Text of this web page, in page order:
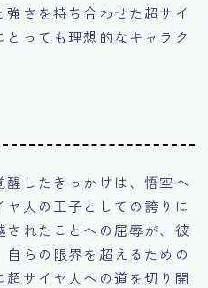
強さを持ち合わせた超サイ
っても理想的なキャラク
したきっかけは、悟空へ
人の王子としての誇りに
れたことへの屈辱が、彼
らの限界を超えるための
サイヤ人への道を切り開